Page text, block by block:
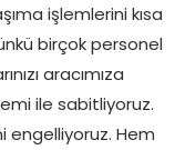
işlemlerini kısa
birçok personel
aracımıza
ile sabitliyoruz.
engelliyoruz. Hem